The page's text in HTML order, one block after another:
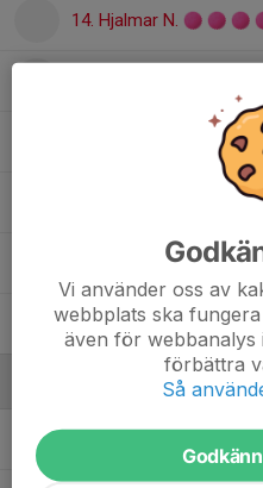
14. Hjalmar N.
10
Samuel S.
Vi använder oss av
webbplats ska
även för webbanalys
förbättra
Så